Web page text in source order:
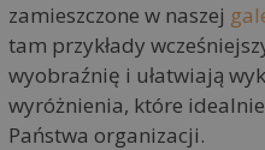
zamieszczone w naszej
tam przykłady
wyobraźnię i ułatwiają
wyróżnienia, które
Państwa organizacji.